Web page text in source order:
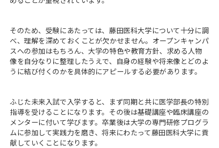
そのため、受験にあたっては、藤田医科大学について十分に調
べ、理解を深めておくことが欠かせません。オープンキャンパ
スへの参加はもちろん、大学の特色や教育方針、求める人物
像を自分なりに整理したうえで、自身の経験や将来像とどのよ
うに結び付くのかを具体的にアピールする必要があります。
ふじた未来入試で入学すると、まず同期と共に医学部長の特別
指導を受けることになります。その後は基礎講座や臨床講座の
メンターに付いて学びます。卒業後は大学の専門研修プログラ
ムに参加して実践力を磨き、将来にわたって藤田医科大学に貢
献していくことになります。